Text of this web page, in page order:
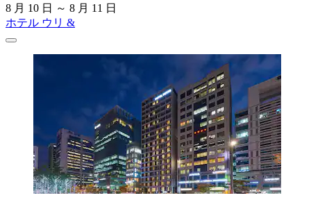
8 月 10 日 ～ 8 月 11 日
ホテル ウリ &